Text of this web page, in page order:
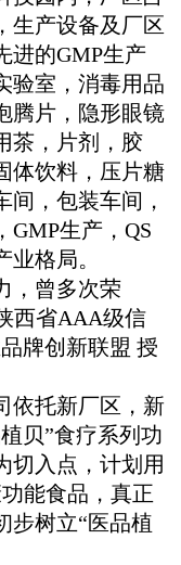
生产设备及厂区
进的GMP生产
验室，消毒用品
腾片，隐形眼镜
茶，片剂，胶
体饮料，压片糖
，包装车间，
GMP生产，QS
格局。
，曾多次荣
西省AAA级信
牌创新联盟 授
依托新厂区，新
贝”食疗系列功
切入点，计划用
能食品，真正
步树立“医品植